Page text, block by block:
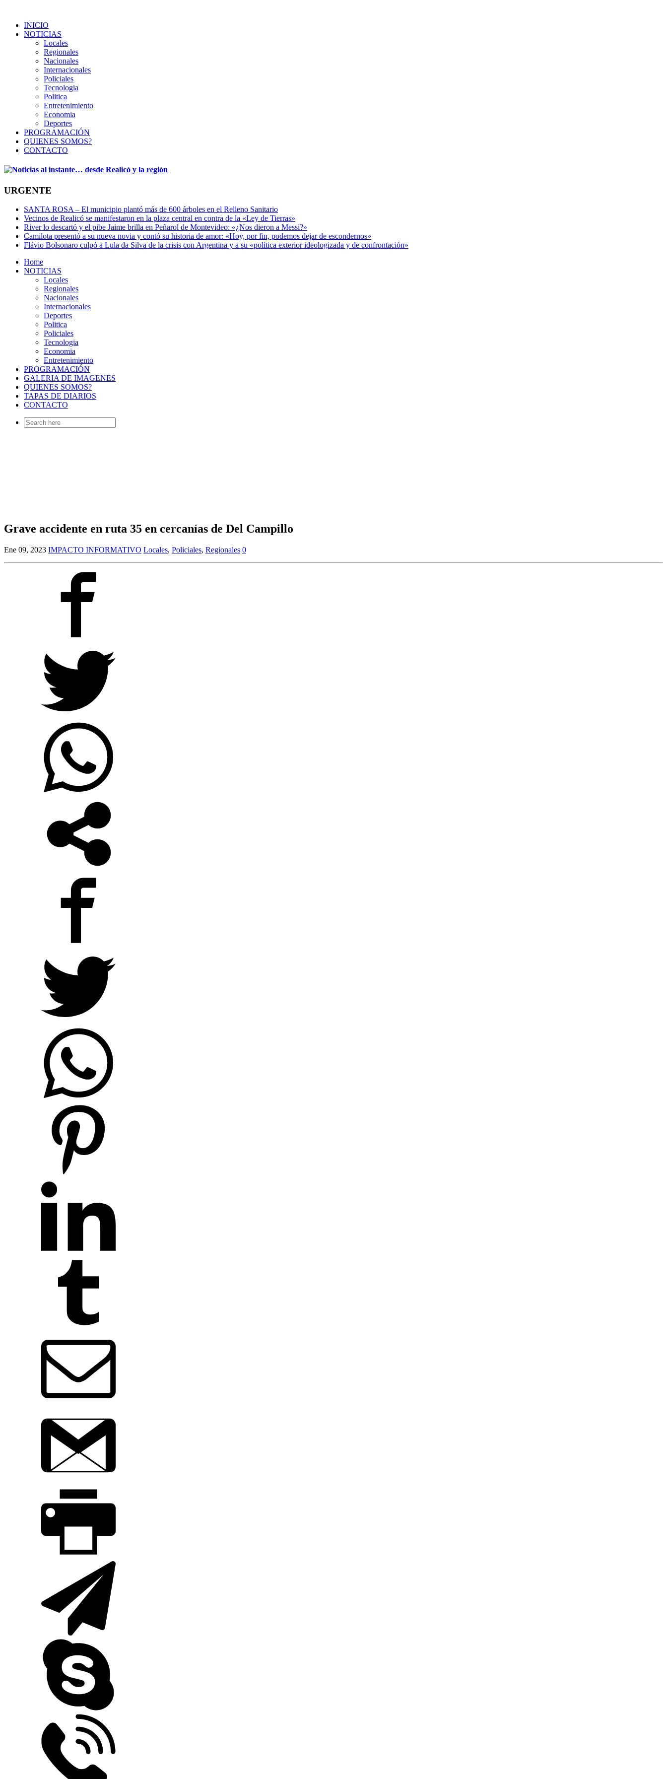
INICIO
NOTICIAS
Locales
Regionales
Nacionales
Internacionales
Policiales
Tecnologia
Politica
Entretenimiento
Economia
Deportes
PROGRAMACIÓN
QUIENES SOMOS?
CONTACTO
URGENTE
SANTA ROSA – El municipio plantó más de 600 árboles en el Relleno Sanitario
Vecinos de Realicó se manifestaron en la plaza central en contra de la «Ley de Tierras»
River lo descartó y el pibe Jaime brilla en Peñarol de Montevideo: «¿Nos dieron a Messi?»
Camilota presentó a su nueva novia y contó su historia de amor: «Hoy, por fin, podemos dejar de escondernos»
Flávio Bolsonaro culpó a Lula da Silva de la crisis con Argentina y a su «política exterior ideologizada y de confrontación»
Home
NOTICIAS
Locales
Regionales
Nacionales
Internacionales
Deportes
Politica
Policiales
Tecnologia
Economia
Entretenimiento
PROGRAMACIÓN
GALERIA DE IMAGENES
QUIENES SOMOS?
TAPAS DE DIARIOS
CONTACTO
Search
for:
Grave accidente en ruta 35 en cercanías de Del Campillo
Ene 09, 2023 IMPACTO INFORMATIVO Locales, Policiales, Regionales 0